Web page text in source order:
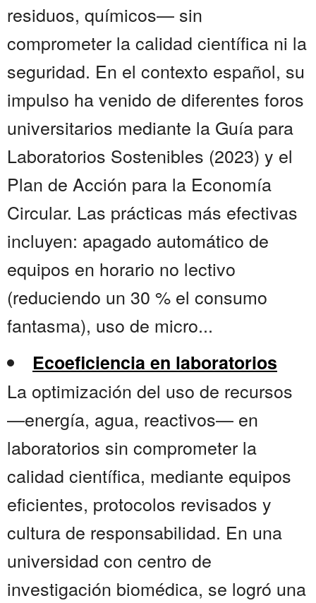
residuos, químicos— sin
comprometer la calidad científica ni la
seguridad. En el contexto español, su
impulso ha venido de diferentes foros
universitarios mediante la Guía para
Laboratorios Sostenibles (2023) y el
Plan de Acción para la Economía
Circular. Las prácticas más efectivas
incluyen: apagado automático de
equipos en horario no lectivo
(reduciendo un 30 % el consumo
fantasma), uso de micro...
Ecoeficiencia en laboratorios
La optimización del uso de recursos
—energía, agua, reactivos— en
laboratorios sin comprometer la
calidad científica, mediante equipos
eficientes, protocolos revisados y
cultura de responsabilidad. En una
universidad con centro de
investigación biomédica, se logró una